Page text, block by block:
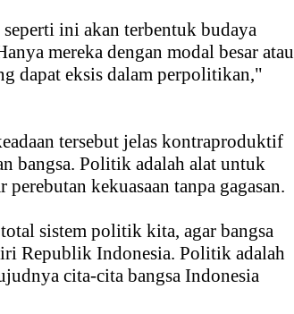
ini akan terbentuk budaya
mereka dengan modal besar atau
dapat eksis dalam perpolitikan,"
tersebut jelas kontraproduktif
bangsa. Politik adalah alat untuk
kekuasaan tanpa gagasan.
sistem politik kita, agar bangsa
Republik Indonesia. Politik adalah
cita-cita bangsa Indonesia